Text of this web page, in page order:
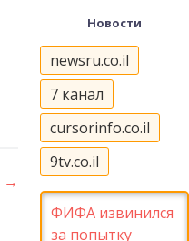
→
Новости
newsru.co.il
7 канал
cursorinfo.co.il
9tv.co.il
ФИФА извинился
за попытку